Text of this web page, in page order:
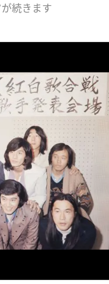
続きます